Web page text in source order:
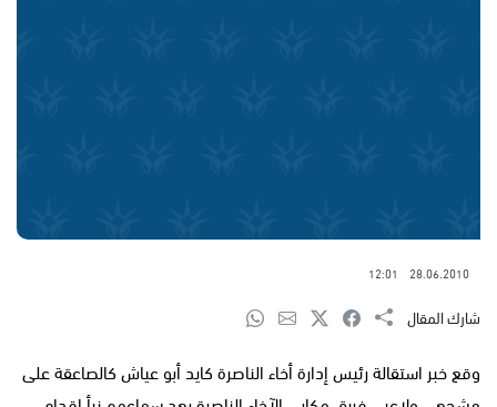
28.06.2010
12:01
شارك المقال
وقع خبر استقالة رئيس إدارة أخاء الناصرة كايد أبو عياش كالصاعقة على